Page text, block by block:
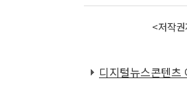
<저작
디지털뉴스콘텐츠